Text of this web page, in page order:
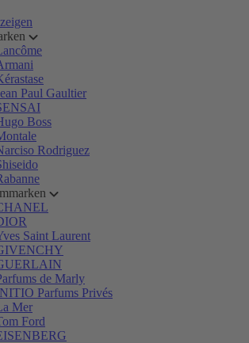
Paul Gaultier
Boss
Rodriguez
Saint Laurent
de Marly
Parfums Privés
Mer
Ford